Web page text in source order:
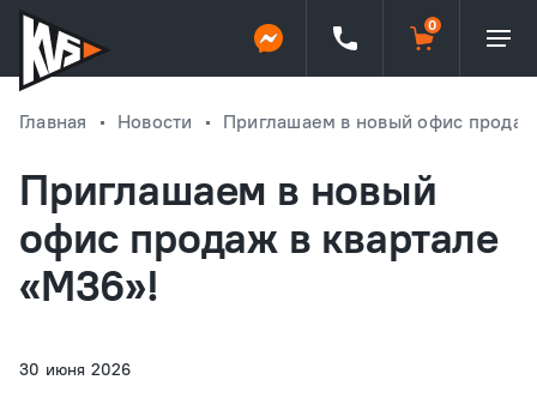
Главная Новости Приглашаем в новый офис
Приглашаем в новый
офис продаж в квартале
«М36»!
30 июня 2026